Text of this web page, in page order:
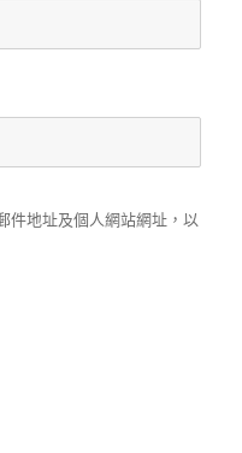
件地址及個人網站網址，以